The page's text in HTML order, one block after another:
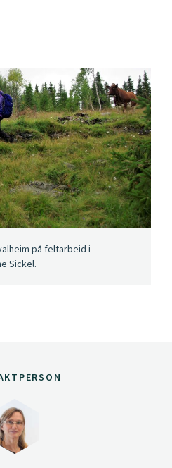
på feltarbeid i
Sickel.